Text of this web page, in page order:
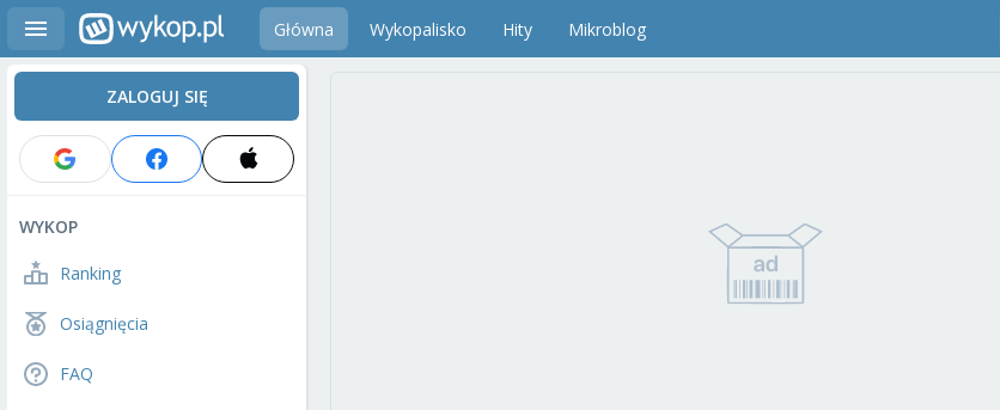
Główna Wykopalisko Hity Mikroblog
ZALOGUJ SIĘ
WYKOP
Ranking
Osiągnięcia
FAQ